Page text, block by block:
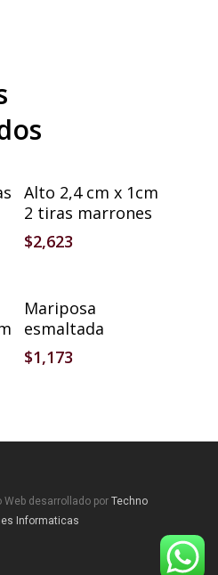
Añadir Al Carrito
Alto 2,4 cm x 1cm
2 tiras marrones
$2,623
Añadir Al Carrito
Mariposa
esmaltada
$1,173
desarrollado por Techno
Informaticas